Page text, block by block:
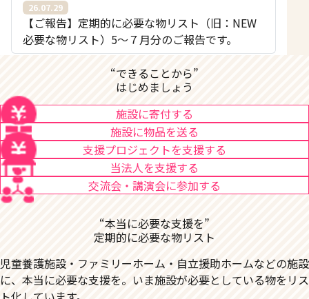
26.07.29
【ご報告】定期的に必要な物リスト（旧：NEW
必要な物リスト）5〜７月分のご報告です。
“できることから”
はじめましょう
施設に寄付する
施設に物品を送る
支援プロジェクトを支援する
当法人を支援する
交流会・講演会に参加する
“本当に必要な支援を”
定期的に必要な物リスト
児童養護施設・ファミリーホーム・自立援助ホームなどの施設
に、本当に必要な支援を。いま施設が必要としている物をリス